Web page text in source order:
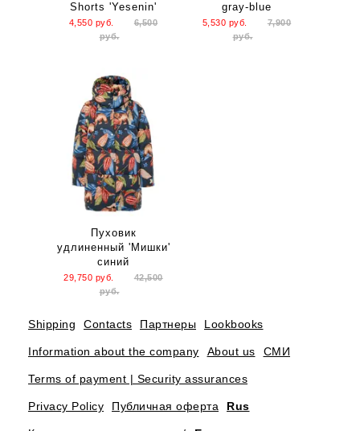
Shorts 'Yesenin'
4,550 руб.
6,500
руб.
gray-blue
5,530 руб.
7,900
руб.
Пуховик
удлиненный 'Мишки'
синий
29,750 руб.
42,500
руб.
Shipping Contacts Партнеры Lookbooks
Information about the company About us СМИ
Terms of payment | Security assurances
Privacy Policy Публичная оферта Rus